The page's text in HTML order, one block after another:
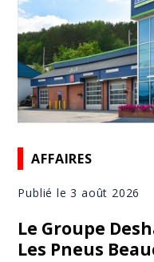
AFFAIRES
Publié le 3 août 2026
Le Groupe
Les Pneus